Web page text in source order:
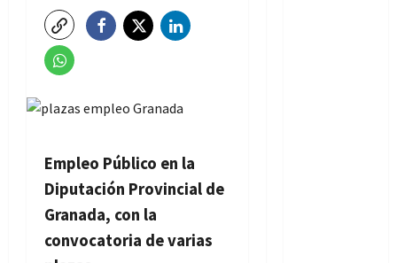
Empleo Público en la
Diputación Provincial de
Granada, con la
convocatoria de varias